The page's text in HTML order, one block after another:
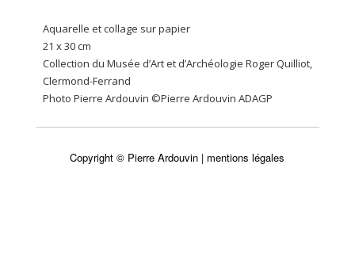
Aquarelle et collage sur papier
21 x 30 cm
Collection du Musée d’Art et d’Archéologie Roger Quilliot,
Clermond-Ferrand
Photo Pierre Ardouvin ©Pierre Ardouvin ADAGP
Copyright © Pierre Ardouvin | mentions légales